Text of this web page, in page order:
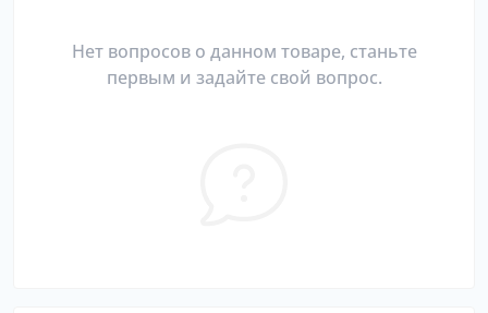
Нет вопросов о данном товаре, станьте
первым и задайте свой вопрос.